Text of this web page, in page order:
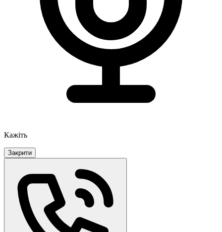
Кажіть
Закрити